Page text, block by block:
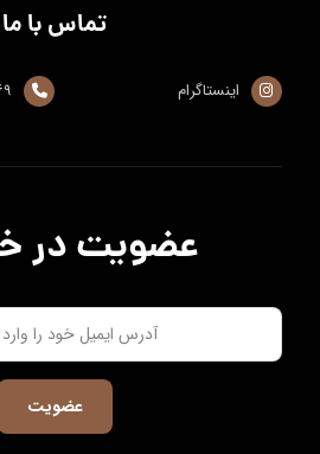
تماس با ما
اینستاگرام
عضویت در
عضویت